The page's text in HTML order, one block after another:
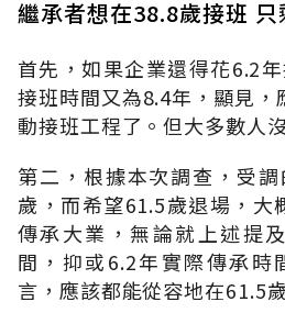
繼承者想在38.8歲接班
首先，如果企業還得花6.2
接班時間又為8.4年，顯見，
動接班工程了。但大多數人
第二，根據本次調查，受
歲，而希望61.5歲退場，大
傳承大業，無論就上述提
間，抑或6.2年實際傳承時
言，應該都能從容地在61.5